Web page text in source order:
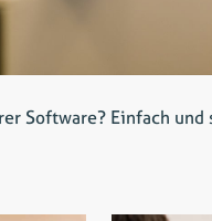
Software? Einfach